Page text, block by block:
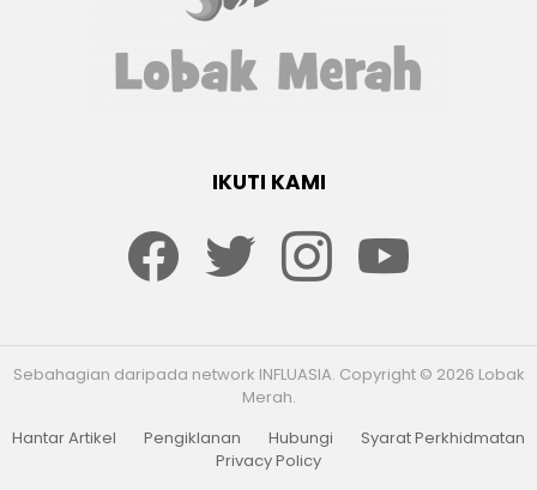
IKUTI KAMI
Sebahagian daripada network INFLUASIA. Copyright © 2026 Lobak
Merah.
Hantar Artikel
Pengiklanan Hubungi
Syarat Perkhidmatan
Privacy Policy